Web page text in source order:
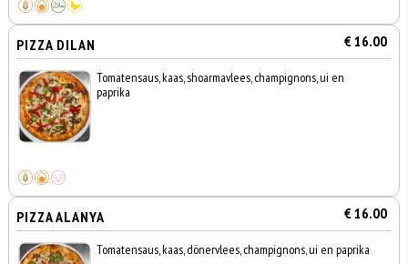
PIZZA DILAN € 16.00
Tomatensaus, kaas, shoarmavlees, champignons, ui en
paprika
PIZZA ALANYA € 16.00
Tomatensaus, kaas, dönervlees, champignons, ui en paprika